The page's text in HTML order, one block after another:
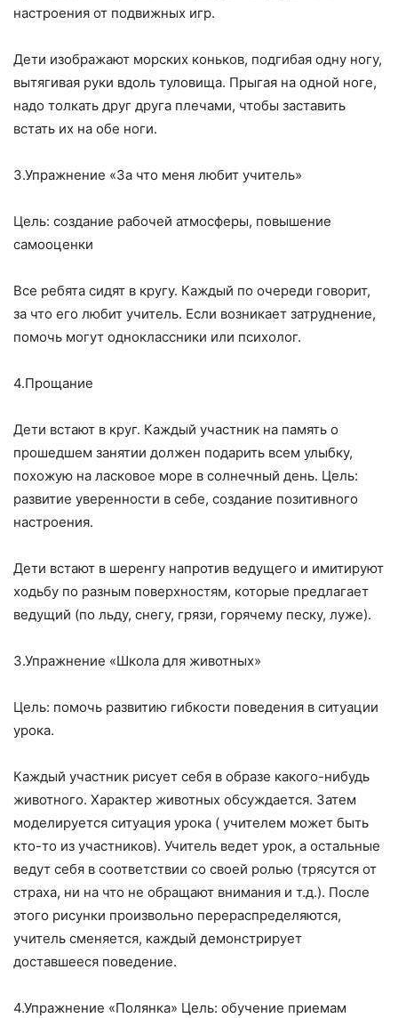
настроения от подвижных игр.
Дети изображают морских коньков, подгибая одну ногу,
вытягивая руки вдоль туловища. Прыгая на одной ноге,
надо толкать друг друга плечами, чтобы заставить
встать их на обе ноги.
3.Упражнение «За что меня любит учитель»
Цель: создание рабочей атмосферы, повышение
самооценки
Все ребята сидят в кругу. Каждый по очереди говорит,
за что его любит учитель. Если возникает затруднение,
помочь могут одноклассники или психолог.
4.Прощание
Дети встают в круг. Каждый участник на память о
прошедшем занятии должен подарить всем улыбку,
похожую на ласковое море в солнечный день. Цель:
развитие уверенности в себе, создание позитивного
настроения.
Дети встают в шеренгу напротив ведущего и имитируют
ходьбу по разным поверхностям, которые предлагает
ведущий (по льду, снегу, грязи, горячему песку, луже).
3.Упражнение «Школа для животных»
Цель: помочь развитию гибкости поведения в ситуации
урока.
Каждый участник рисует себя в образе какого-нибудь
животного. Характер животных обсуждается. Затем
моделируется ситуация урока ( учителем может быть
кто-то из участников). Учитель ведет урок, а остальные
ведут себя в соответствии со своей ролью (трясутся от
страха, ни на что не обращают внимания и т.д.). После
этого рисунки произвольно перераспределяются,
учитель сменяется, каждый демонстрирует
доставшееся поведение.
4.Упражнение «Полянка» Цель: обучение приемам